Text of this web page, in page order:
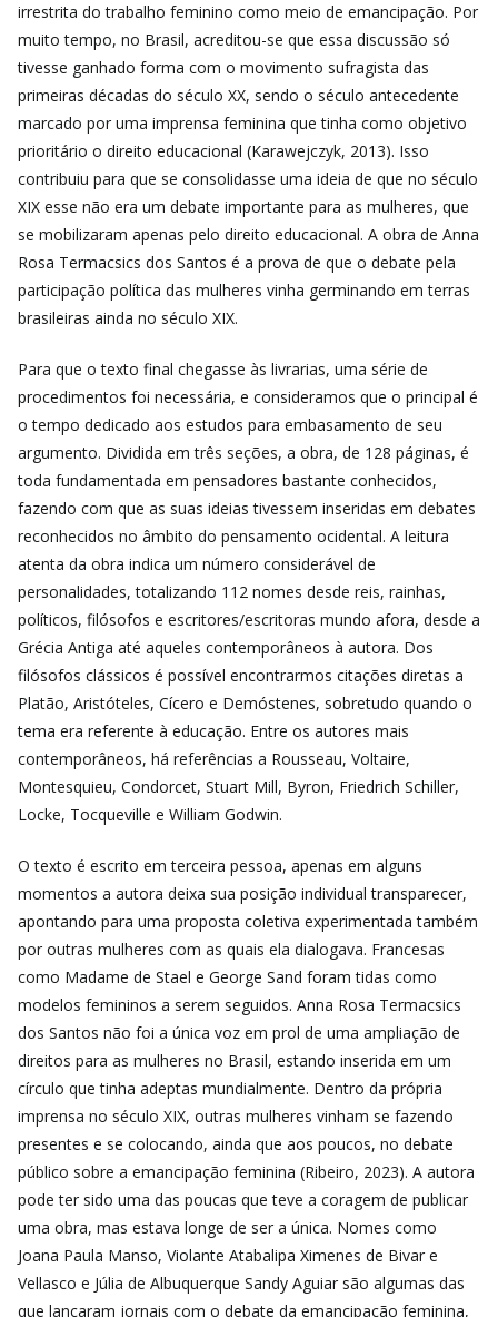
irrestrita do trabalho feminino como meio de emancipação. Por
muito tempo, no Brasil, acreditou-se que essa discussão só
tivesse ganhado forma com o movimento sufragista das
primeiras décadas do século XX, sendo o século antecedente
marcado por uma imprensa feminina que tinha como objetivo
prioritário o direito educacional (Karawejczyk, 2013). Isso
contribuiu para que se consolidasse uma ideia de que no século
XIX esse não era um debate importante para as mulheres, que
se mobilizaram apenas pelo direito educacional. A obra de Anna
Rosa Termacsics dos Santos é a prova de que o debate pela
participação política das mulheres vinha germinando em terras
brasileiras ainda no século XIX.
Para que o texto final chegasse às livrarias, uma série de
procedimentos foi necessária, e consideramos que o principal é
o tempo dedicado aos estudos para embasamento de seu
argumento. Dividida em três seções, a obra, de 128 páginas, é
toda fundamentada em pensadores bastante conhecidos,
fazendo com que as suas ideias tivessem inseridas em debates
reconhecidos no âmbito do pensamento ocidental. A leitura
atenta da obra indica um número considerável de
personalidades, totalizando 112 nomes desde reis, rainhas,
políticos, filósofos e escritores/escritoras mundo afora, desde a
Grécia Antiga até aqueles contemporâneos à autora. Dos
filósofos clássicos é possível encontrarmos citações diretas a
Platão, Aristóteles, Cícero e Demóstenes, sobretudo quando o
tema era referente à educação. Entre os autores mais
contemporâneos, há referências a Rousseau, Voltaire,
Montesquieu, Condorcet, Stuart Mill, Byron, Friedrich Schiller,
Locke, Tocqueville e William Godwin.
O texto é escrito em terceira pessoa, apenas em alguns
momentos a autora deixa sua posição individual transparecer,
apontando para uma proposta coletiva experimentada também
por outras mulheres com as quais ela dialogava. Francesas
como Madame de Stael e George Sand foram tidas como
modelos femininos a serem seguidos. Anna Rosa Termacsics
dos Santos não foi a única voz em prol de uma ampliação de
direitos para as mulheres no Brasil, estando inserida em um
círculo que tinha adeptas mundialmente. Dentro da própria
imprensa no século XIX, outras mulheres vinham se fazendo
presentes e se colocando, ainda que aos poucos, no debate
público sobre a emancipação feminina (Ribeiro, 2023). A autora
pode ter sido uma das poucas que teve a coragem de publicar
uma obra, mas estava longe de ser a única. Nomes como
Joana Paula Manso, Violante Atabalipa Ximenes de Bivar e
Vellasco e Júlia de Albuquerque Sandy Aguiar são algumas das
que lançaram jornais com o debate da emancipação feminina,